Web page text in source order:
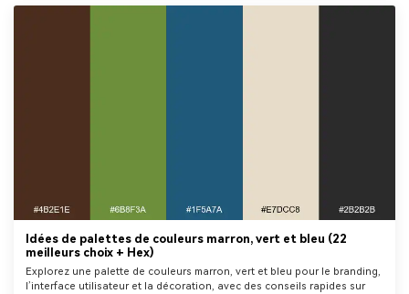
Idées de palettes de couleurs marron, vert et bleu (22
meilleurs choix + Hex)
Explorez une palette de couleurs marron, vert et bleu pour le branding,
l’interface utilisateur et la décoration, avec des conseils rapides sur